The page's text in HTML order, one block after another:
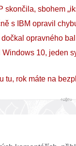
skončila, sbohem
s IBM opravil
opravného
Windows 10, jeden
tu, rok máte na